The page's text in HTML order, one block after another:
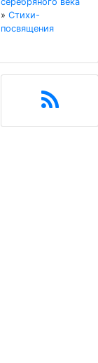
» Стихи-
посвящения